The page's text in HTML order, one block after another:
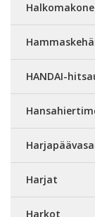
HANDAI-
Harjat
Harkot